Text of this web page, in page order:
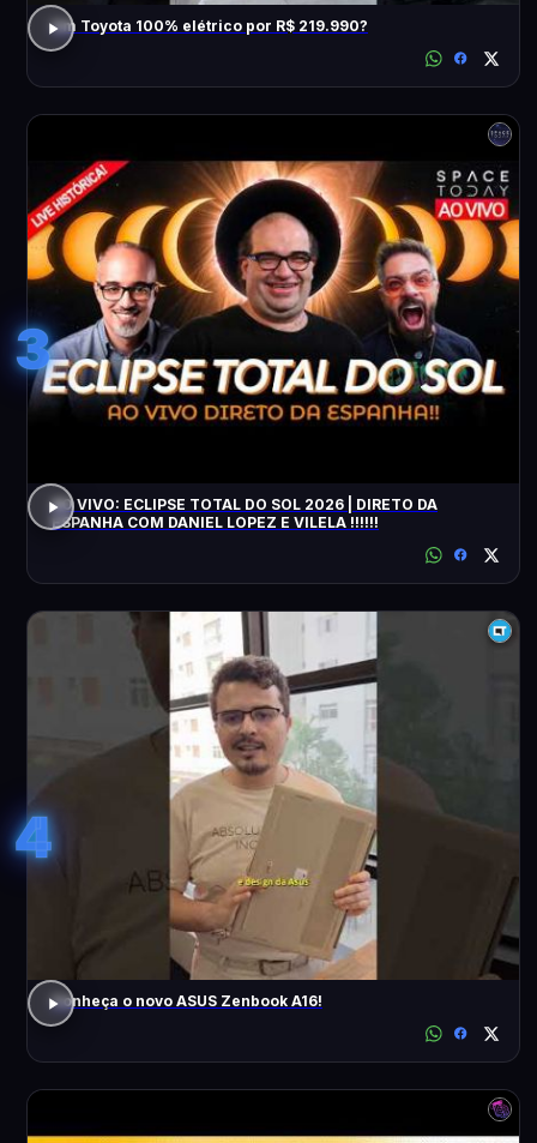
Um Toyota 100% elétrico por R$ 219.990?
3
AO VIVO: ECLIPSE TOTAL DO SOL 2026 | DIRETO DA
ESPANHA COM DANIEL LOPEZ E VILELA !!!!!!
4
Conheça o novo ASUS Zenbook A16!